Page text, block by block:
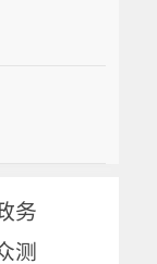
务
测